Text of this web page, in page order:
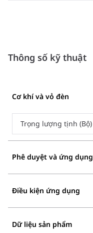
Thông số kỹ thuật
Cơ khí và vỏ đèn
Trọng lượng tịnh (Bộ)
Phê duyệt và ứng dụng
Điều kiện ứng dụng
Dữ liệu sản phẩm